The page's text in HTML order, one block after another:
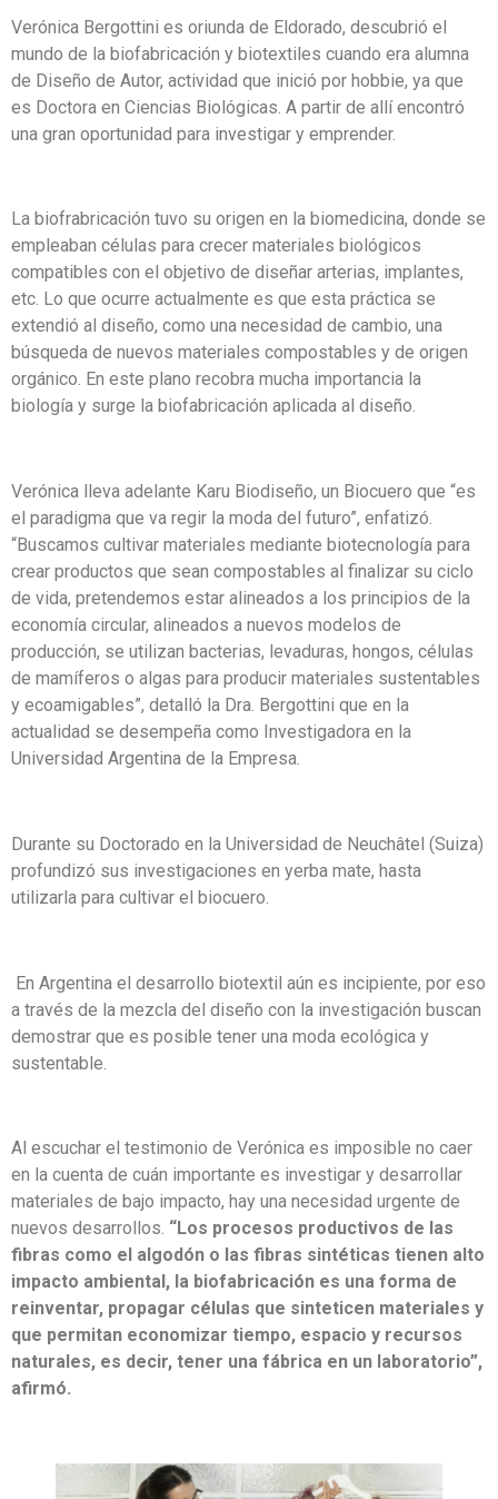
Verónica Bergottini es oriunda de Eldorado, descubrió el
mundo de la biofabricación y biotextiles cuando era alumna
de Diseño de Autor, actividad que inició por hobbie, ya que
es Doctora en Ciencias Biológicas. A partir de allí encontró
una gran oportunidad para investigar y emprender.
La biofrabricación tuvo su origen en la biomedicina, donde se
empleaban células para crecer materiales biológicos
compatibles con el objetivo de diseñar arterias, implantes,
etc. Lo que ocurre actualmente es que esta práctica se
extendió al diseño, como una necesidad de cambio, una
búsqueda de nuevos materiales compostables y de origen
orgánico. En este plano recobra mucha importancia la
biología y surge la biofabricación aplicada al diseño.
Verónica lleva adelante Karu Biodiseño, un Biocuero que “es
el paradigma que va regir la moda del futuro”, enfatizó.
“Buscamos cultivar materiales mediante biotecnología para
crear productos que sean compostables al finalizar su ciclo
de vida, pretendemos estar alineados a los principios de la
economía circular, alineados a nuevos modelos de
producción, se utilizan bacterias, levaduras, hongos, células
de mamíferos o algas para producir materiales sustentables
y ecoamigables”, detalló la Dra. Bergottini que en la
actualidad se desempeña como Investigadora en la
Universidad Argentina de la Empresa.
Durante su Doctorado en la Universidad de Neuchâtel (Suiza)
profundizó sus investigaciones en yerba mate, hasta
utilizarla para cultivar el biocuero.
En Argentina el desarrollo biotextil aún es incipiente, por eso
a través de la mezcla del diseño con la investigación buscan
demostrar que es posible tener una moda ecológica y
sustentable.
Al escuchar el testimonio de Verónica es imposible no caer
en la cuenta de cuán importante es investigar y desarrollar
materiales de bajo impacto, hay una necesidad urgente de
nuevos desarrollos. “Los procesos productivos de las
fibras como el algodón o las fibras sintéticas tienen alto
impacto ambiental, la biofabricación es una forma de
reinventar, propagar células que sinteticen materiales y
que permitan economizar tiempo, espacio y recursos
naturales, es decir, tener una fábrica en un laboratorio”,
afirmó.